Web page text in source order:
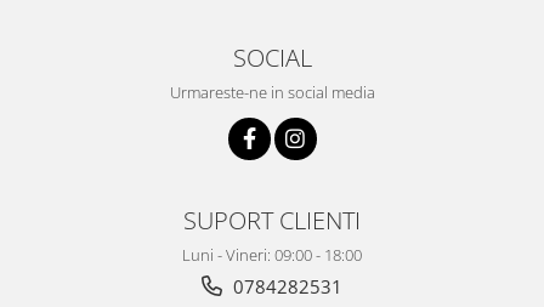
SOCIAL
Urmareste-ne in social media
SUPORT CLIENTI
Luni - Vineri: 09:00 - 18:00
0784282531